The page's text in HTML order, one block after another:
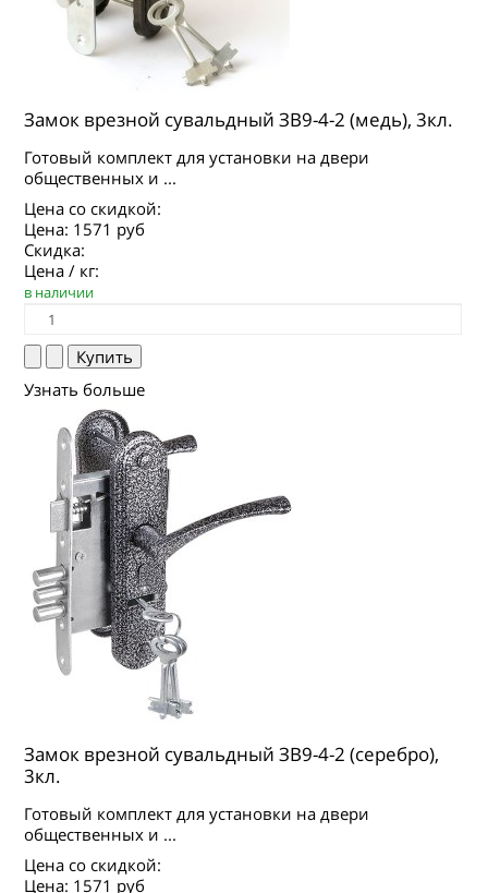
Замок врезной сувальдный ЗВ9-4-2 (медь), 3кл.
Готовый комплект для установки на двери
общественных и ...
Цена со скидкой:
Цена: 1571 руб
Скидка:
Цена / кг:
в наличии
Узнать больше
Замок врезной сувальдный ЗВ9-4-2 (серебро),
3кл.
Готовый комплект для установки на двери
общественных и ...
Цена со скидкой:
Цена: 1571 руб